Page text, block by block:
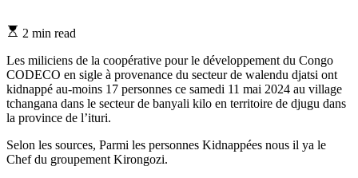
Estimated
time
2 min read
Les miliciens de la coopérative pour le développement du Congo
CODECO en sigle à provenance du secteur de walendu djatsi ont
kidnappé au-moins 17 personnes ce samedi 11 mai 2024 au village
tchangana dans le secteur de banyali kilo en territoire de djugu dans
la province de l’ituri.
Selon les sources, Parmi les personnes Kidnappées nous il ya le
Chef du groupement Kirongozi.